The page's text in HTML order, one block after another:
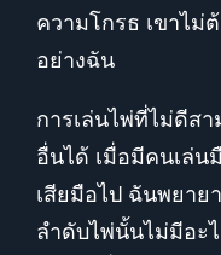
ความโกรธ เขาไม่
อย่างฉัน
การเล่นไพ่ที่ไม่ดีส
อื่นได้ เมื่อมีคนเล่
เสียมือไป ฉันพยาย
ลำดับไพ่นั้นไม่มีอะ